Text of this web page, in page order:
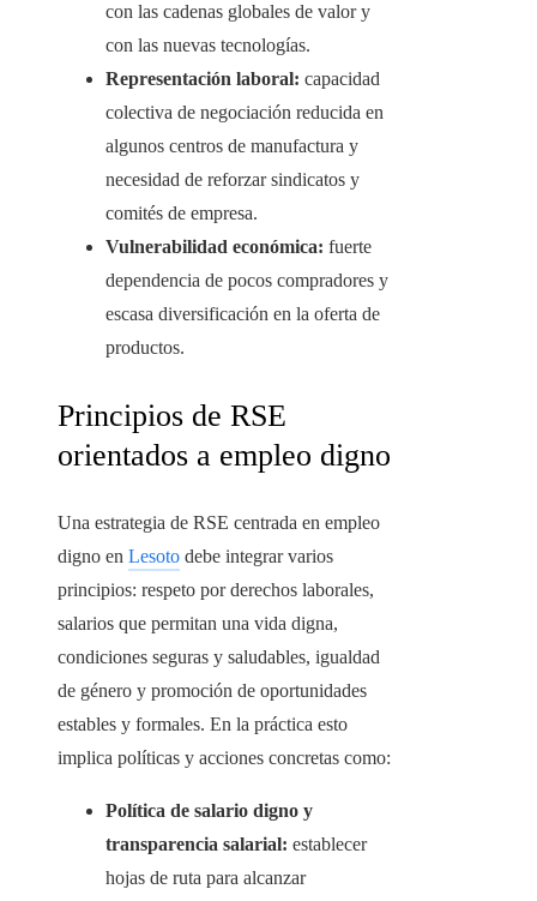
con las cadenas globales de valor y
con las nuevas tecnologías.
Representación laboral: capacidad
colectiva de negociación reducida en
algunos centros de manufactura y
necesidad de reforzar sindicatos y
comités de empresa.
Vulnerabilidad económica: fuerte
dependencia de pocos compradores y
escasa diversificación en la oferta de
productos.
Principios de RSE
orientados a empleo digno
Una estrategia de RSE centrada en empleo
digno en Lesoto debe integrar varios
principios: respeto por derechos laborales,
salarios que permitan una vida digna,
condiciones seguras y saludables, igualdad
de género y promoción de oportunidades
estables y formales. En la práctica esto
implica políticas y acciones concretas como:
Política de salario digno y
transparencia salarial: establecer
hojas de ruta para alcanzar